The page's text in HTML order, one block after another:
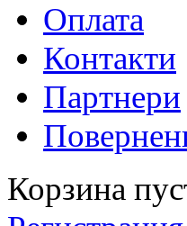
Оплата
Контакти
Партнери
Корзина